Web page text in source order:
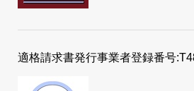
適格請求書発行事業者登録番号